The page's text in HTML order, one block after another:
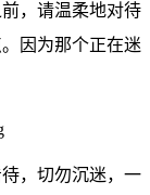
，请温柔地对待
因为那个正在迷
，切勿沉迷，一